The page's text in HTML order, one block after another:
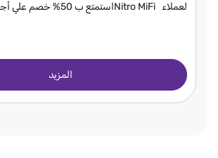
لعملاء Nitro MiFiاستمتع ب 50% خصم علي أجهزة Mifi
المزيد